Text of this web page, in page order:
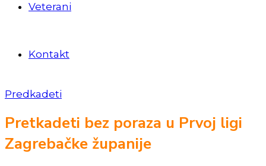
Veterani
Kontakt
Predkadeti
Pretkadeti bez poraza u Prvoj ligi
Zagrebačke županije